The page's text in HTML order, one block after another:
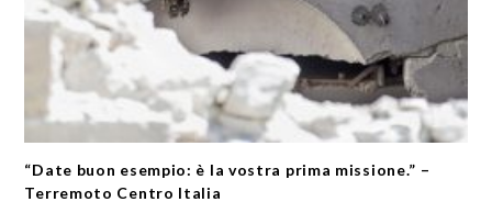
“Date buon esempio: è la vostra prima missione.” –
Terremoto Centro Italia